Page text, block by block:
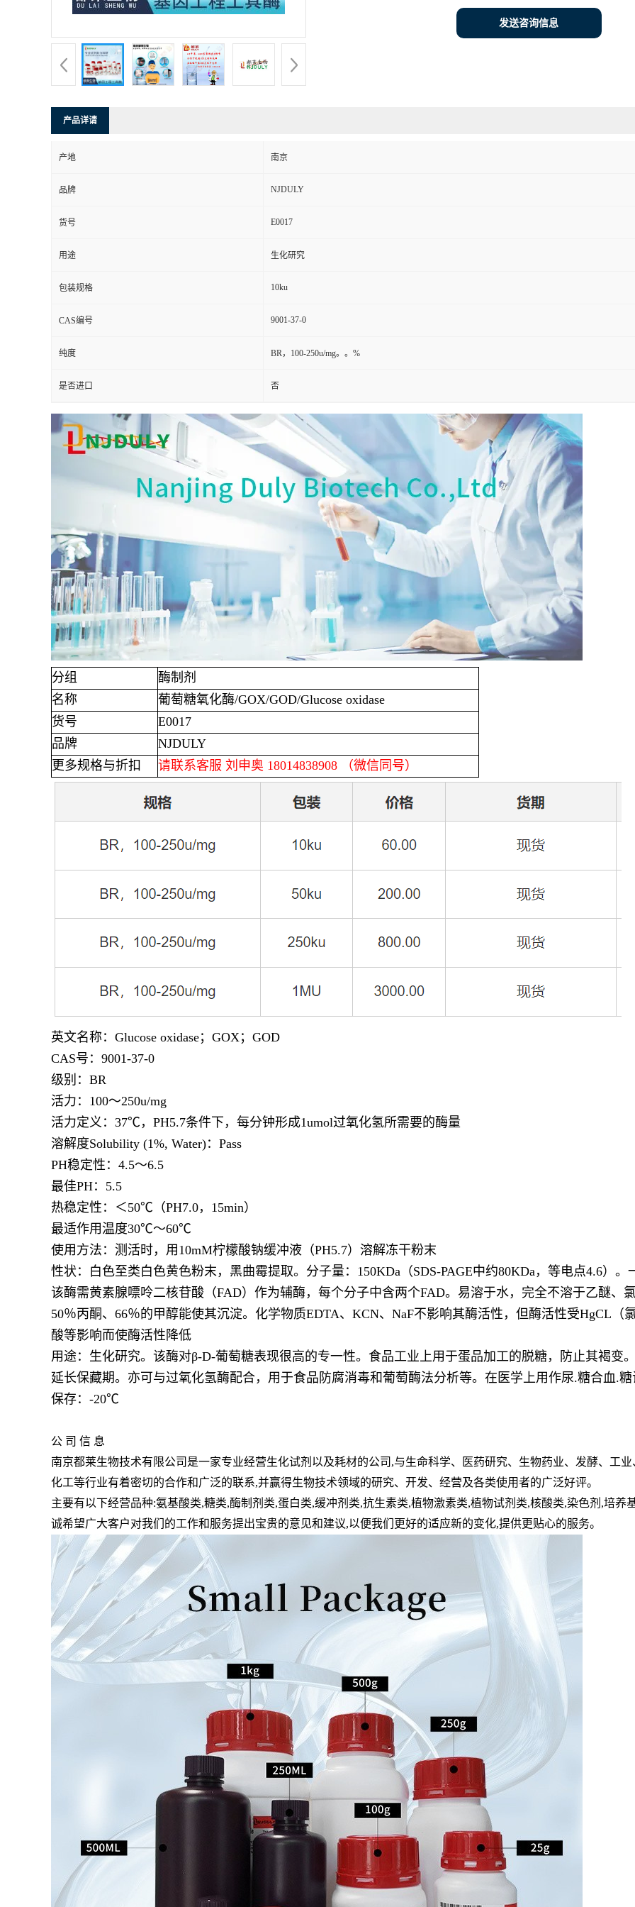
发送咨询信息
产品详请
产地 南京
品牌 NJDULY
货号 E0017
用途 生化研究
包装规格 10ku
CAS编号 9001-37-0
纯度 BR，100-250u/mg。。%
是否进口 否
分组
酶制剂
名称
葡萄糖氧化酶/GOX/GOD/Glucose oxidase
货号
E0017
品牌
NJDULY
更多规格与折扣
请联系客服 刘申奥 18014838908 （微信同号）
英文名称： Glucose oxidase； GOX； GOD
CAS号： 9001-37-0
级别： BR
活力： 100～250u/mg
活力定义： 37℃ ， PH5.7条件下，每分钟形成1umol过氧化氢所需要的酶量
溶解度Solubility (1%, Water)： Pass
PH稳定性： 4.5～6.5
最佳PH： 5.5
热稳定性：＜50℃ （PH7.0， 15min）
最适作用温度30℃～60℃
使用方法：测活时，用 10mM柠檬酸钠缓冲液（PH5.7）溶解冻干粉末
性状：白色至类白色黄色粉末，黑曲霉提取。分子量： 150KDa （SDS-PAGE中约80KDa，等电点4.6）。
该酶需黄素腺嘌呤二核苷酸（FAD）作为辅酶，每个分子中含两个FAD。易溶于水，完全不溶于乙醚、
50％丙酮、 66％的甲醇能使其沉淀。化学物质EDTA、 KCN、 NaF不影响其酶活性，但酶活性受HgCL （
酸等影响而使酶活性降低
用途：生化研究。该酶对β-D-葡萄糖表现很高的专一性。食品工业上用于蛋品加工的脱糖，防止其褐变
延长保藏期。亦可与过氧化氢酶配合，用于食品防腐消毒和葡萄酶法分析等。在医学上用作尿.糖合血.糖
保存： -20℃
公 司 信 息
南京都莱生物技术有限公司是一家专业经营生化试剂以及耗材的公司 ,与生命科学、医药研究、生物药业、发酵、工
化工等行业有着密切的合作和广泛的联系,并赢得生物技术领域的研究、开发、经营及各类使用者的广泛好评。
主要有以下经营品种:氨基酸类,糖类,酶制剂类,蛋白类,缓冲剂类,抗生素类,植物激素类,植物试剂类,核酸类,染色剂 ,培养
诚希望广大客户对我们的工作和服务提出宝贵的意见和建议,以便我们更好的适应新的变化,提供更贴心的服务。